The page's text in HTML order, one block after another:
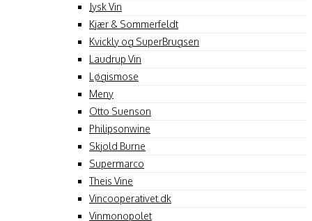
Jysk Vin
Kjær & Sommerfeldt
Kvickly og SuperBrugsen
Laudrup Vin
Løgismose
Meny
Otto Suenson
Philipsonwine
Skjold Burne
Supermarco
Theis Vine
Vincooperativet.dk
Vinmonopolet